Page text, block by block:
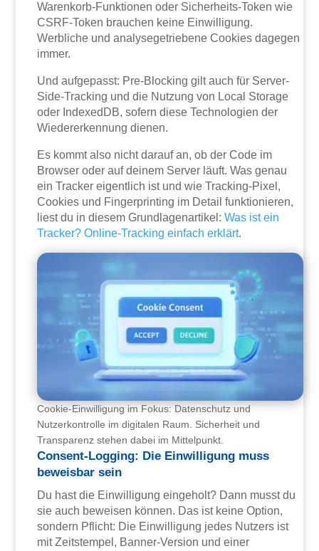
Warenkorb-Funktionen oder Sicherheits-Token wie
CSRF-Token brauchen keine Einwilligung.
Werbliche und analysegetriebene Cookies dagegen
immer.
Und aufgepasst: Pre-Blocking gilt auch für Server-
Side-Tracking und die Nutzung von Local Storage
oder IndexedDB, sofern diese Technologien der
Wiedererkennung dienen.
Es kommt also nicht darauf an, ob der Code im
Browser oder auf deinem Server läuft. Was genau
ein Tracker eigentlich ist und wie Tracking-Pixel,
Cookies und Fingerprinting im Detail funktionieren,
liest du in diesem Grundlagenartikel:Was ist ein
Tracker? Online-Tracking einfach erklärt.
Cookie-Einwilligung im Fokus: Datenschutz und
Nutzerkontrolle im digitalen Raum. Sicherheit und
Transparenz stehen dabei im Mittelpunkt.
Consent-Logging: Die Einwilligung muss
beweisbar sein
Du hast die Einwilligung eingeholt? Dann musst du
sie auch beweisen können. Das ist keine Option,
sondern Pflicht: Die Einwilligung jedes Nutzers ist
mit Zeitstempel, Banner-Version und einer